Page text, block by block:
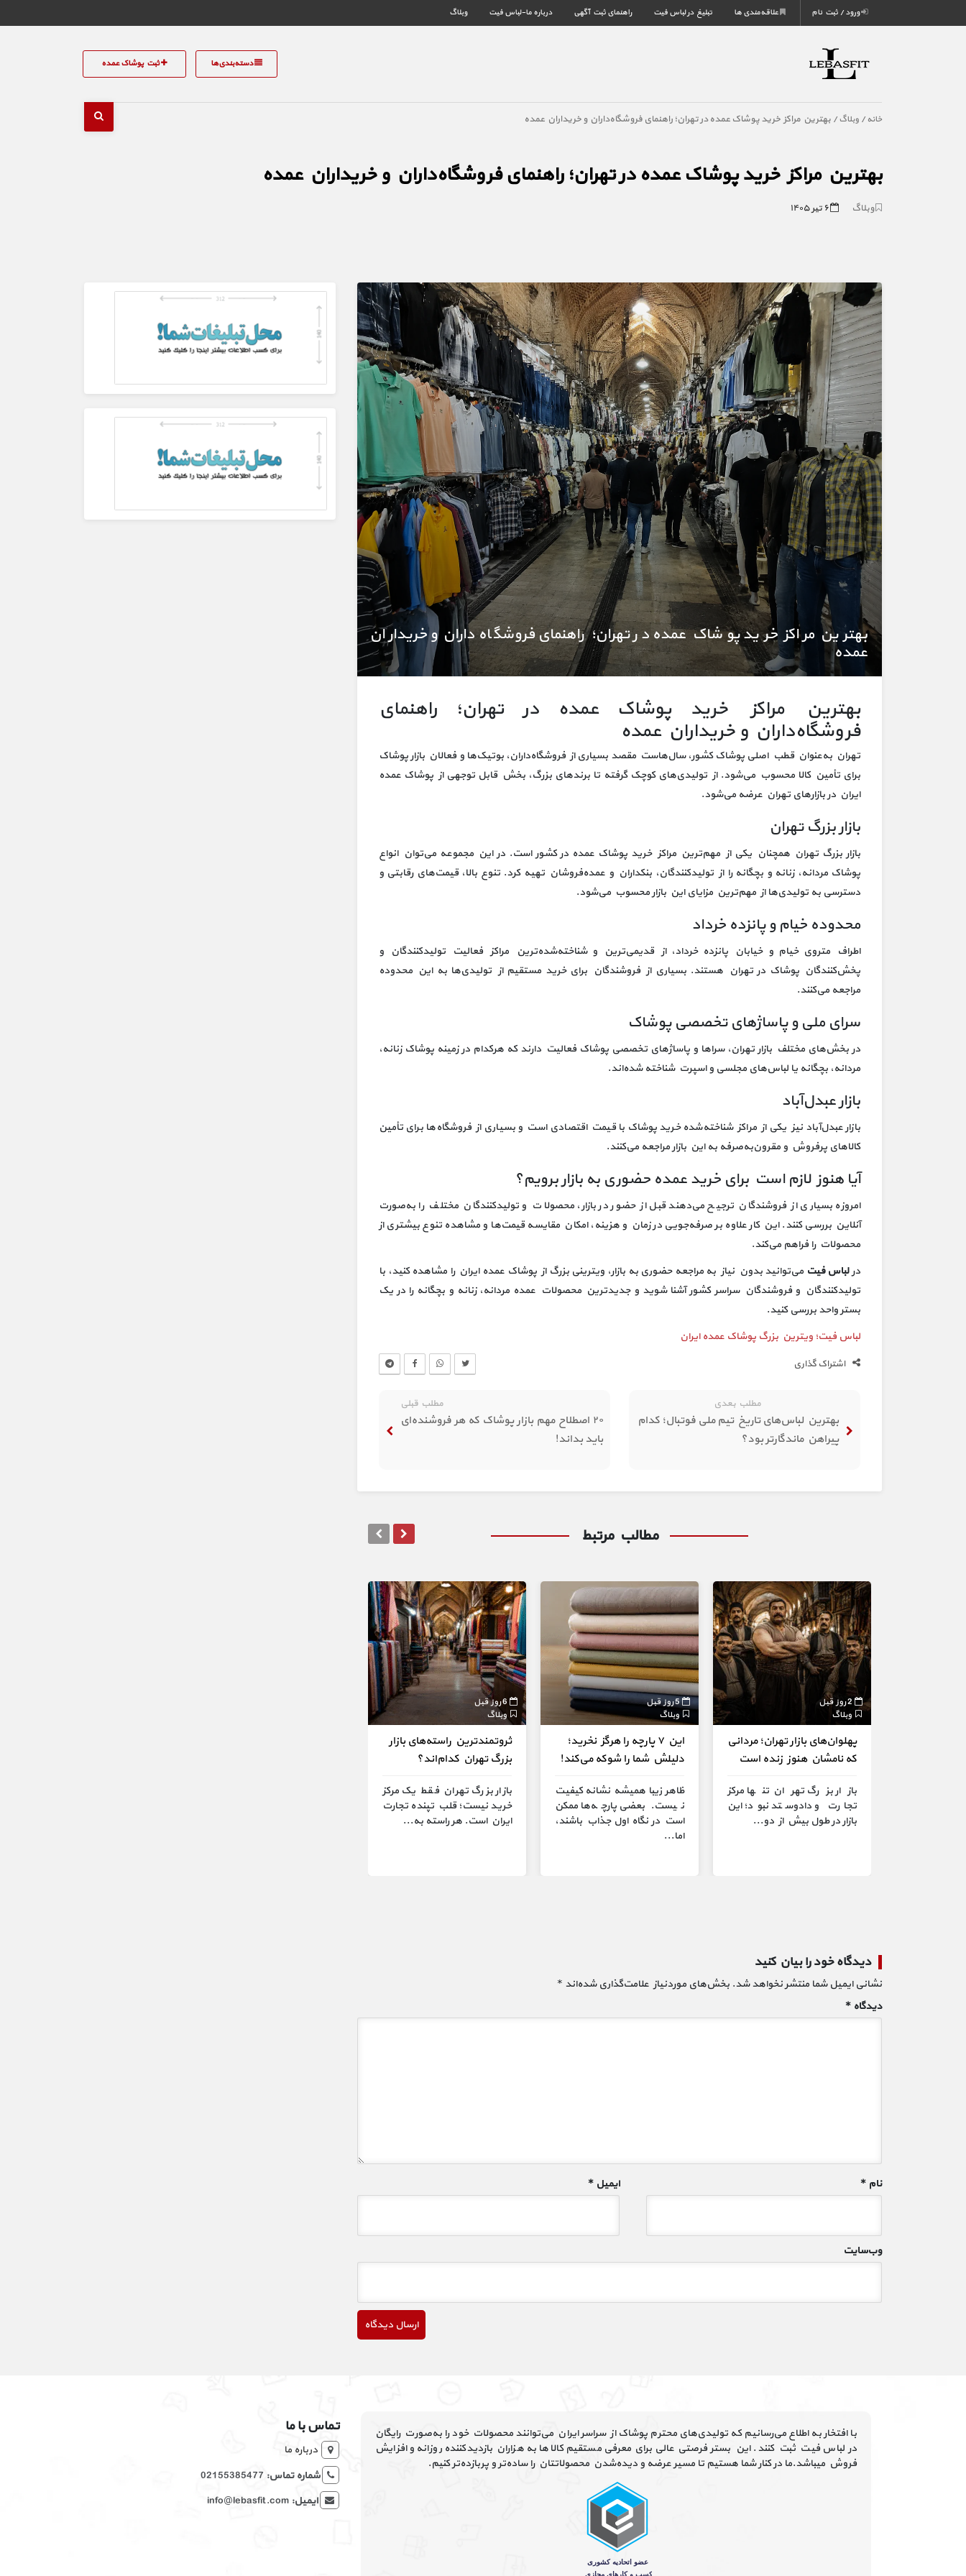
ورود / ثبت نام علاقه‌مندی ها تبلیغ در لباس فیت راهنمای ثبت آگهی درباره ما-لباس فیت وبلاگ
دسته‌بندی‌ها ثبت پوشاک عمده
خانه / وبلاگ/ بهترین مراکز خرید پوشاک عمده در تهران؛ راهنمای فروشگاه‌داران و خریداران عمده
بهترین مراکز خرید پوشاک عمده در تهران؛ راهنمای فروشگاه‌داران و خریداران عمده
وبلاگ
بهترین مراکز خرید پوشاک عمده در تهران؛ راهنمای فروشگاه‌داران و خریداران
عمده
بهترین مراکز خرید پوشاک عمده در تهران؛ راهنمای
فروشگاه‌داران و خریداران عمده
تهران به‌عنوان قطب اصلی پوشاک کشور، سال‌هاست مقصد بسیاری از فروشگاه‌داران، بوتیک‌ها و فعالان بازار پوشاک
برای تأمین کالا محسوب می‌شود. از تولیدی‌های کوچک گرفته تا برندهای بزرگ، بخش قابل توجهی از پوشاک عمده
ایران در بازارهای تهران عرضه می‌شود.
بازار بزرگ تهران
بازار بزرگ تهران همچنان یکی از مهم‌ترین مراکز خرید پوشاک عمده در کشور است. در این مجموعه می‌توان انواع
پوشاک مردانه، زنانه و بچگانه را از تولیدکنندگان، بنکداران و عمده‌فروشان تهیه کرد. تنوع بالا، قیمت‌های رقابتی و
دسترسی به تولیدی‌ها از مهم‌ترین مزایای این بازار محسوب می‌شود.
محدوده خیام و پانزده خرداد
اطراف متروی خیام و خیابان پانزده خرداد، از قدیمی‌ترین و شناخته‌شده‌ترین مراکز فعالیت تولیدکنندگان و
پخش‌کنندگان پوشاک در تهران هستند. بسیاری از فروشندگان برای خرید مستقیم از تولیدی‌ها به این محدوده
مراجعه می‌کنند.
سرای ملی و پاساژهای تخصصی پوشاک
در بخش‌های مختلف بازار تهران، سراها و پاساژهای تخصصی پوشاک فعالیت دارند که هرکدام در زمینه پوشاک زنانه،
مردانه، بچگانه یا لباس‌های مجلسی و اسپرت شناخته شده‌اند.
بازار عبدل‌آباد
بازار عبدل‌آباد نیز یکی از مراکز شناخته‌شده خرید پوشاک با قیمت اقتصادی است و بسیاری از فروشگاه‌ها برای تأمین
کالاهای پرفروش و مقرون‌به‌صرفه به این بازار مراجعه می‌کنند.
آیا هنوز لازم است برای خرید عمده حضوری به بازار برویم؟
امروزه بسیاری از فروشندگان ترجیح می‌دهند قبل از حضور در بازار، محصولات و تولیدکنندگان مختلف را به‌صورت
آنلاین بررسی کنند. این کار علاوه بر صرفه‌جویی در زمان و هزینه، امکان مقایسه قیمت‌ها و مشاهده تنوع بیشتری از
محصولات را فراهم می‌کند.
درلباس فیت می‌توانید بدون نیاز به مراجعه حضوری به بازار، ویترینی بزرگ از پوشاک عمده ایران را مشاهده کنید، با
تولیدکنندگان و فروشندگان سراسر کشور آشنا شوید و جدیدترین محصولات عمده مردانه، زنانه و بچگانه را در یک
بستر واحد بررسی کنید.
لباس فیت؛ ویترین بزرگ پوشاک عمده ایران
اشتراک گذاری
مطلب قبلی
۲۰ اصطلاح مهم بازار پوشاک که هر فروشنده‌ای
باید بداند!
مطلب بعدی
بهترین لباس‌های تاریخ تیم ملی فوتبال؛ کدام
پیراهن ماندگارتر بود؟
مطالب مرتبط
وبلاگ
پهلوان‌های بازار تهران؛ مردانی
که نامشان هنوز زنده است
بازار بزرگ تهران تنها مرکز
تجارت و دادوستد نبود؛ این
بازار در طول بیش از دو...
5 روز قبل
وبلاگ
این ۷ پارچه را هرگز نخرید؛
دلیلش شما را شوکه می‌کند!
ظاهر زیبا همیشه نشانه کیفیت
نیست. بعضی پارچه‌ها ممکن
است در نگاه اول جذاب باشند،
اما...
وبلاگ
ثروتمندترین راسته‌های بازار
بزرگ تهران کدام‌اند؟
بازار بزرگ تهران فقط یک مرکز
خرید نیست؛ قلب تپنده تجارت
ایران است. هر راسته به...
دیدگاه خود را بیان کنید
نشانی ایمیل شما منتشر نخواهد شد. بخش‌های موردنیاز علامت‌گذاری شده‌اند *
دیدگاه *
نام * ایمیل *
وب‌سایت
با افتخار به اطلاع می‌رسانیم که تولیدی‌های محترم پوشاک از سراسر ایران می‌توانند محصولات خود را به‌صورت رایگان
در لباس فیت ثبت کنند. این بستر فرصتی عالی برای معرفی مستقیم کالاها به هزاران بازدیدکننده روزانه و افزایش
فروش میباشد.ما در کنار شما هستیم تا مسیر عرضه و دیده‌شدن محصولاتتان را ساده‌تر و پربازده‌تر کنیم.
تماس با ما
درباره ما
شماره تماس: 02155385477
ایمیل: info@lebasfit.com